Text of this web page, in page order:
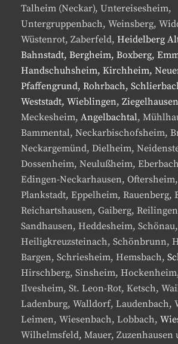
Talheim (Neckar), Untereisesheim,
Untergruppenbach, Weinsberg,
Wüstenrot, Zaberfeld, Heidelberg
Bahnstadt, Bergheim, Boxberg,
Handschuhsheim, Kirchheim,
Pfaffengrund, Rohrbach,
Weststadt, Wieblingen, Ziegelhausen
Meckesheim, Angelbachtal,
Bammental, Neckarbischofsheim,
Neckargemünd, Dielheim,
Dossenheim, Neulußheim,
Edingen-Neckarhausen,
Plankstadt, Eppelheim, Rauenberg,
Reichartshausen, Gaiberg,
Sandhausen, Heddesheim, Schönau,
Heiligkreuzsteinach, Schönbrunn,
Bargen, Schriesheim, Hemsbach,
Hirschberg, Sinsheim,
Ilvesheim, St. Leon-Rot, Ketsch,
Ladenburg, Walldorf, Laudenbach,
Leimen, Wiesenbach, Lobbach,
Wilhelmsfeld, Mauer, Zuzenhausen